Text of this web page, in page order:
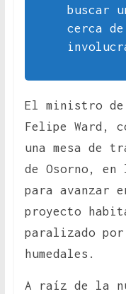
buscar
cerca
El ministro de
Felipe Ward,
una mesa de
de Osorno, en
para avanzar
proyecto
paralizado
humedales.
A raíz de la